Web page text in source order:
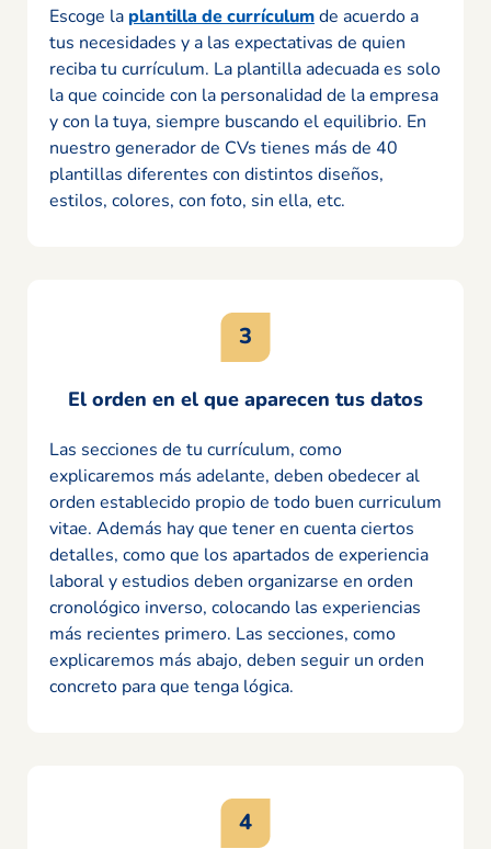
Escoge la plantilla de currículumde acuerdo a
tus necesidades y a las expectativas de quien
reciba tu currículum. La plantilla adecuada es solo
la que coincide con la personalidad de la empresa
y con la tuya, siempre buscando el equilibrio. En
nuestro generador de CVs tienes más de 40
plantillas diferentes con distintos diseños,
estilos, colores, con foto, sin ella, etc.
El orden en el que aparecen tus datos
Las secciones de tu currículum, como
explicaremos más adelante, deben obedecer al
orden establecido propio de todo buen curriculum
vitae. Además hay que tener en cuenta ciertos
detalles, como que los apartados de experiencia
laboral y estudios deben organizarse en orden
cronológico inverso, colocando las experiencias
más recientes primero. Las secciones, como
explicaremos más abajo, deben seguir un orden
concreto para que tenga lógica.